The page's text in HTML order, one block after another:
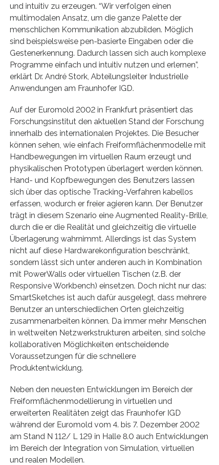
und intuitiv zu erzeugen. “Wir verfolgen einen
multimodalen Ansatz, um die ganze Palette der
menschlichen Kommunikation abzubilden. Möglich
sind beispielsweise pen-basierte Eingaben oder die
Gestenerkennung. Dadurch lassen sich auch komplexe
Programme einfach und intuitiv nutzen und erlernen”,
erklärt Dr. André Stork, Abteilungsleiter Industrielle
Anwendungen am Fraunhofer IGD.
Auf der Euromold 2002 in Frankfurt präsentiert das
Forschungsinstitut den aktuellen Stand der Forschung
innerhalb des internationalen Projektes. Die Besucher
können sehen, wie einfach Freiformflächenmodelle mit
Handbewegungen im virtuellen Raum erzeugt und
physikalischen Prototypen überlagert werden können.
Hand- und Kopfbewegungen des Benutzers lassen
sich über das optische Tracking-Verfahren kabellos
erfassen, wodurch er freier agieren kann. Der Benutzer
trägt in diesem Szenario eine Augmented Reality-Brille,
durch die er die Realität und gleichzeitig die virtuelle
Überlagerung wahrnimmt. Allerdings ist das System
nicht auf diese Hardwarekonfiguration beschränkt,
sondern lässt sich unter anderen auch in Kombination
mit PowerWalls oder virtuellen Tischen (z.B. der
Responsive Workbench) einsetzen. Doch nicht nur das:
SmartSketches ist auch dafür ausgelegt, dass mehrere
Benutzer an unterschiedlichen Orten gleichzeitig
zusammenarbeiten können. Da immer mehr Menschen
in weltweiten Netzwerkstrukturen arbeiten, sind solche
kollaborativen Möglichkeiten entscheidende
Voraussetzungen für die schnellere
Produktentwicklung.
Neben den neuesten Entwicklungen im Bereich der
Freiformflächenmodellierung in virtuellen und
erweiterten Realitäten zeigt das Fraunhofer IGD
während der Euromold vom 4. bis 7. Dezember 2002
am Stand N 112/ L 129 in Halle 8.0 auch Entwicklungen
im Bereich der Integration von Simulation, virtuellen
und realen Modellen.